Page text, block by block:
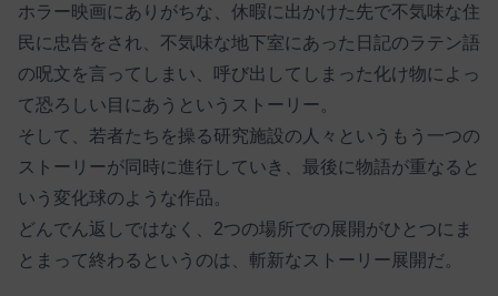
ホラー映画にありがちな、休暇に出かけた先で不気味な住
民に忠告をされ、不気味な地下室にあった日記のラテン語
の呪文を言ってしまい、呼び出してしまった化け物によっ
て恐ろしい目にあうというストーリー。
そして、若者たちを操る研究施設の人々というもう一つの
ストーリーが同時に進行していき、最後に物語が重なると
いう変化球のような作品。
どんでん返しではなく、2つの場所での展開がひとつにま
とまって終わるというのは、斬新なストーリー展開だ。